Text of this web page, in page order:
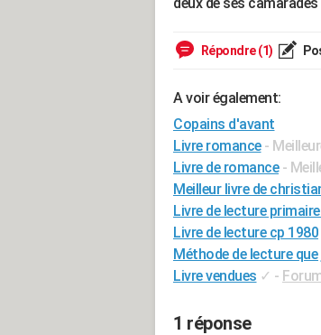
Répondre (1)
A voir également:
Copains d'avant
Livre romance -
Livre de romance -
Meilleur livre de
Livre de lecture
Livre de lecture cp 1980
Méthode de lecture
Livre vendues ✓ -
1 réponse